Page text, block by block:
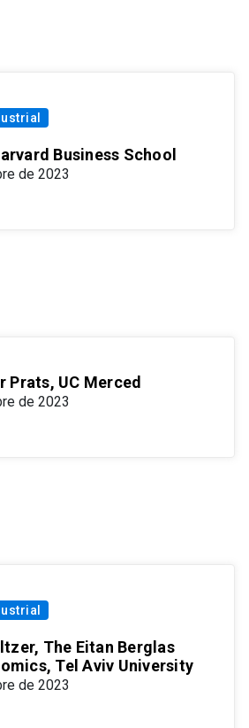
Business School
de 2023
Prats, UC Merced
de 2023
The Eitan Berglas
Tel Aviv University
de 2023